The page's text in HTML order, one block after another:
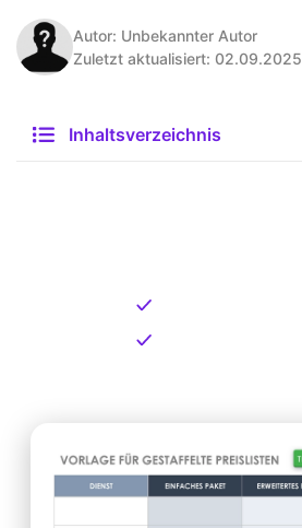
Autor: Unbekannter Autor
Zuletzt aktualisiert: 02.09.2025
Inhaltsverzeichnis